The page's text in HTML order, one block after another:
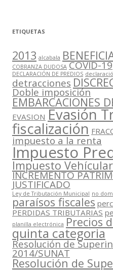
ETIQUETAS
2013 alcabala
COBRANZA DUDOSA COVID-19
DECLARACIÓN DE PREDIOS
detracciones
Doble imposición
EMBARCACIONES
EVASION Evasión
fiscalización
impuesto a la renta
Impuesto
Impuesto Vehícular
INCREMENTO
JUSTIFICADO
Ley de Tributación Municipal no
paraísos fiscales
PERDIDAS TRIBUTARIAS
planilla electrónica Precios
quinta categoria
Resolución de
2014/SUNAT
Resolución de